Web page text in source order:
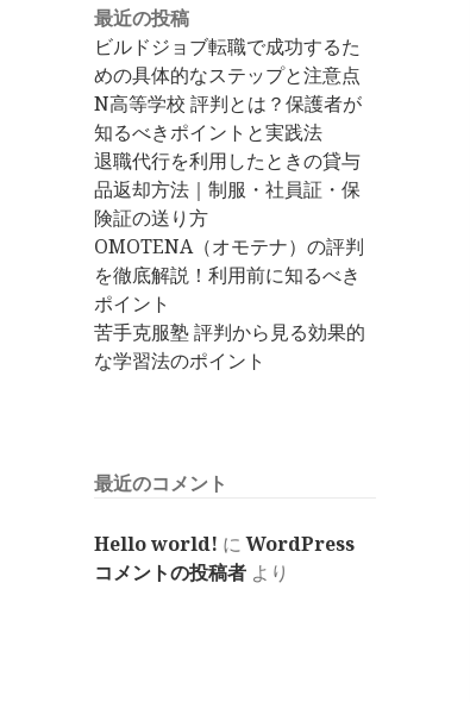
最近の投稿
ビルドジョブ転職で成功するた
めの具体的なステップと注意点
N高等学校 評判とは？保護者が
知るべきポイントと実践法
退職代行を利用したときの貸与
品返却方法｜制服・社員証・保
険証の送り方
OMOTENA（オモテナ）の評判
を徹底解説！利用前に知るべき
ポイント
苦手克服塾 評判から見る効果的
な学習法のポイント
最近のコメント
Hello world! にWordPress
コメントの投稿者 より